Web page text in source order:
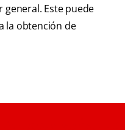
Este puede
la obtención de